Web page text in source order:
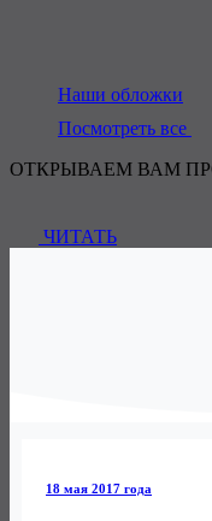
Наши обложки
Посмотреть все
ОТКРЫВАЕМ ВАМ
ЧИТАТЬ
18 мая 2017 года